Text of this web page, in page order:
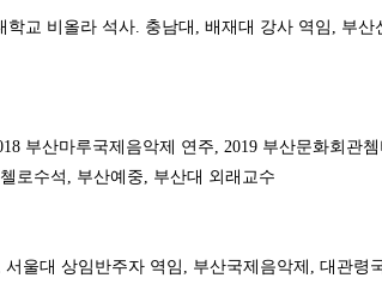
학교 비올라 석사. 충남대 , 배재대 강사 역임 , 부산
부산마루국제음악제 연주, 2019 부산문화회관
첼로수석, 부산예중, 부산대 외래교수
서울대 상임반주자 역임 , 부산국제음악제 , 대관령